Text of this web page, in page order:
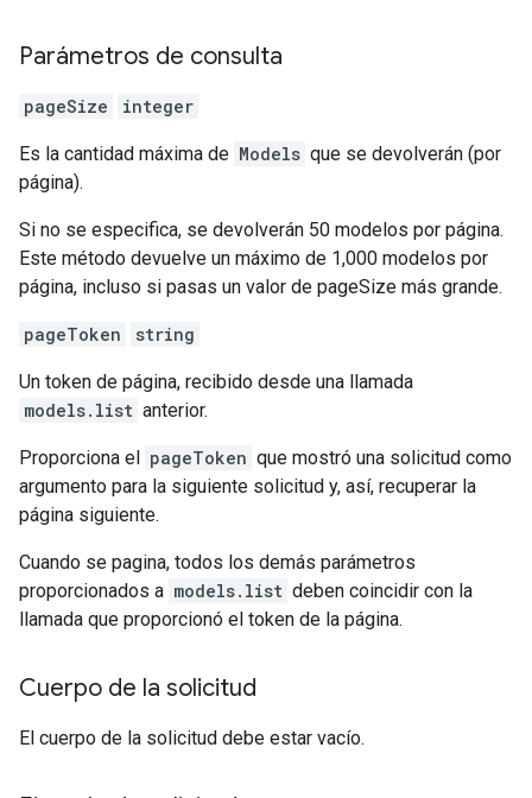
Parámetros de consulta
pageSize integer
Es la cantidad máxima de Models que se devolverán (por
página).
Si no se especifica, se devolverán 50 modelos por página.
Este método devuelve un máximo de 1,000 modelos por
página, incluso si pasas un valor de pageSize más grande.
pageToken string
Un token de página, recibido desde una llamada
models.list anterior.
Proporciona el pageToken que mostró una solicitud como
argumento para la siguiente solicitud y, así, recuperar la
página siguiente.
Cuando se pagina, todos los demás parámetros
proporcionados a models.list deben coincidir con la
llamada que proporcionó el token de la página.
Cuerpo de la solicitud
El cuerpo de la solicitud debe estar vacío.